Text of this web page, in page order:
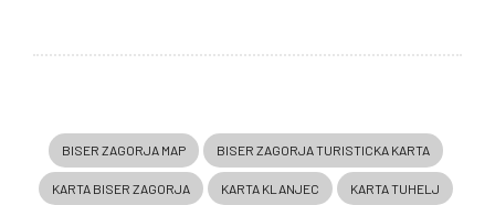
BISER ZAGORJA MAP BISER ZAGORJA TURISTICKA KARTA
KARTA BISER ZAGORJA KARTA KLANJEC KARTA TUHELJ